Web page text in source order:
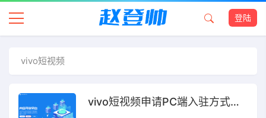
登陆
vivo短视频
vivo短视频申请PC端入驻方式（合作）